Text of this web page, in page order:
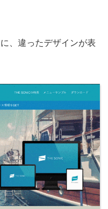
、違ったデザインが表